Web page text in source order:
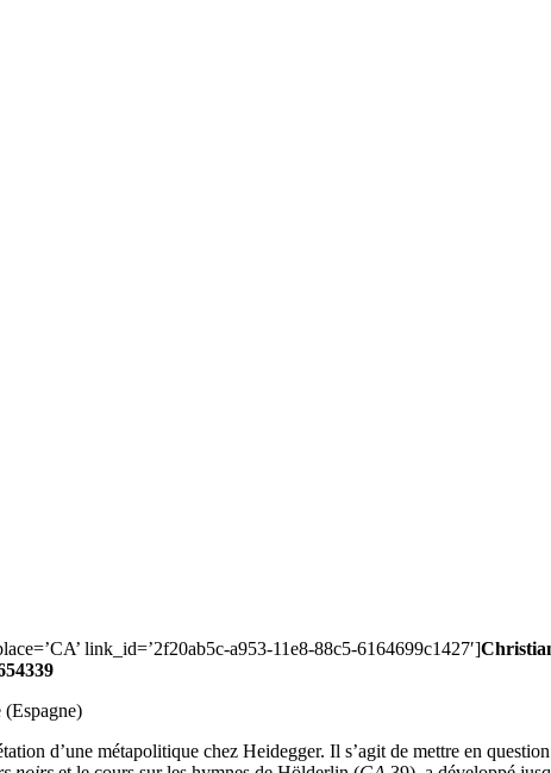
link_id=’2f20ab5c-a953-11e8-88c5-6164699c1427′]
d’une métapolitique chez Heidegger. Il s’agit de mettre en